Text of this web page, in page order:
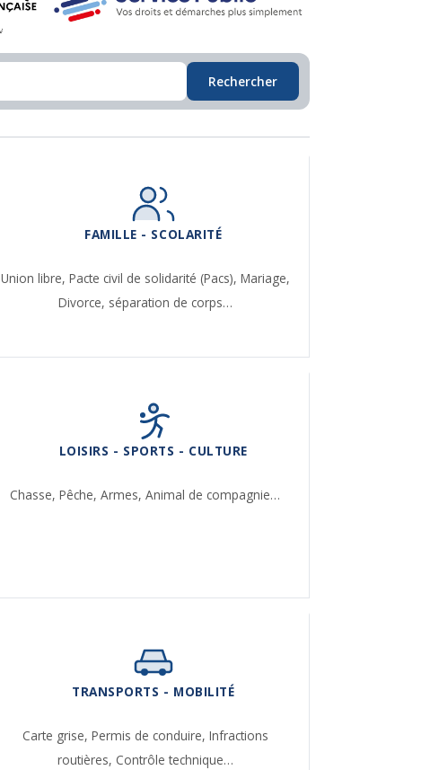
Rechercher
FAMILLE - SCOLARITÉ
Union libre, Pacte civil de solidarité (Pacs), Mariage,
Divorce, séparation de corps…
LOISIRS - SPORTS - CULTURE
Chasse,Pêche,Armes,Animal de compagnie…
TRANSPORTS - MOBILITÉ
Carte grise, Permis de conduire, Infractions
routières, Contrôle technique…